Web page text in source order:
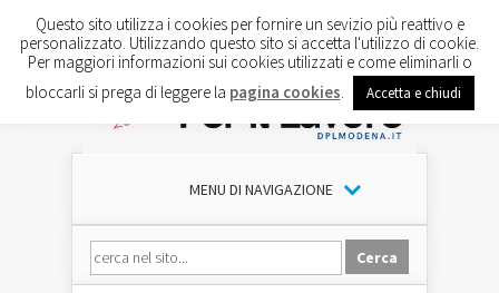
MENU DI NAVIGAZIONE
Questo sito utilizza i cookies per fornire un sevizio più reattivo e
personalizzato. Utilizzando questo sito si accetta l'utilizzo di cookie.
Per maggiori informazioni sui cookies utilizzati e come eliminarli o
bloccarli si prega di leggere la pagina cookies Accetta e chiudi